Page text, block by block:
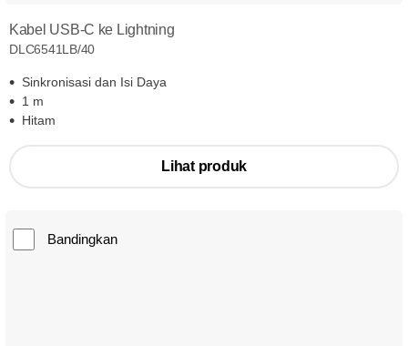
Kabel USB-C ke Lightning
DLC6541LB/40
Sinkronisasi dan Isi Daya
1 m
Hitam
Lihat produk
Bandingkan